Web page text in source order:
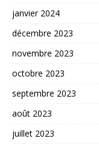
janvier 2024
décembre 2023
novembre 2023
octobre 2023
septembre 2023
août 2023
juillet 2023